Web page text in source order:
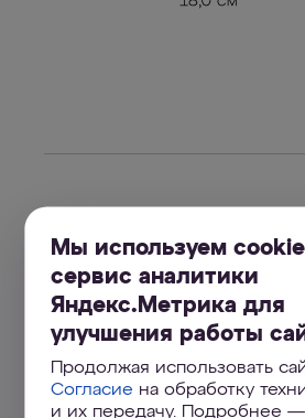
1. Корпус в сборе
2. Сменный модульВ150
ЭКО
Мы используем
сервис аналитики
Яндекс.Метрика для
улучшения работы
Продолжая использовать
Согласие на обработку
и их передачу. Подробнее